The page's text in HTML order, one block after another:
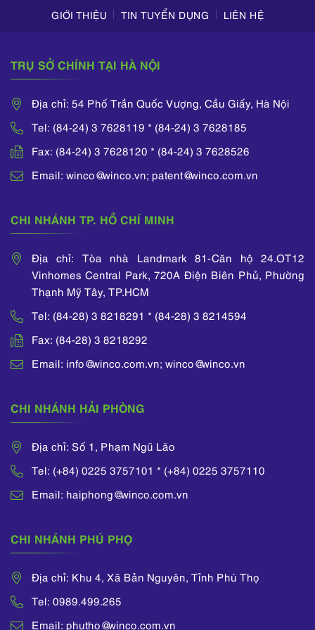
GIỚI THIỆU
TIN TUYỂN DỤNG LIÊN HỆ
TRỤ SỞ CHÍNH TẠI HÀ NỘI
Địa chỉ: 54 Phố Trần Quốc Vượng, Cầu Giấy, Hà Nội
Tel: (84-24) 3 7628119 * (84-24) 3 7628185
Fax: (84-24) 3 7628120 * (84-24) 3 7628526
Email: winco@winco.vn; patent@winco.com.vn
CHI NHÁNH TP. HỒ CHÍ MINH
Địa chỉ: Tòa nhà Landmark 81-Căn hộ 24.OT12
Vinhomes Central Park, 720A Điện Biên Phủ, Phường
Thạnh Mỹ Tây, TP.HCM
Tel: (84-28) 3 8218291 * (84-28) 3 8214594
Fax: (84-28) 3 8218292
Email: info@winco.com.vn; winco@winco.vn
CHI NHÁNH HẢI PHÒNG
Địa chỉ: Số 1, Phạm Ngũ Lão
Tel: (+84) 0225 3757101 * (+84) 0225 3757110
Email: haiphong@winco.com.vn
CHI NHÁNH PHÚ PHỌ
Địa chỉ: Khu 4, Xã Bản Nguyên, Tỉnh Phú Thọ
Tel: 0989.499.265
Email: phutho@winco.com.vn